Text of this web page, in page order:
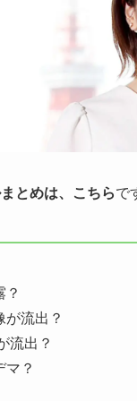
とめは、こちらで
？
が流出？
流出？
マ？